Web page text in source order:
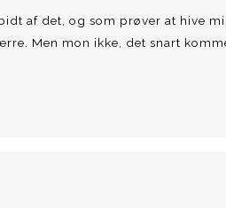
af det, og som prøver at hive
Men mon ikke, det snart